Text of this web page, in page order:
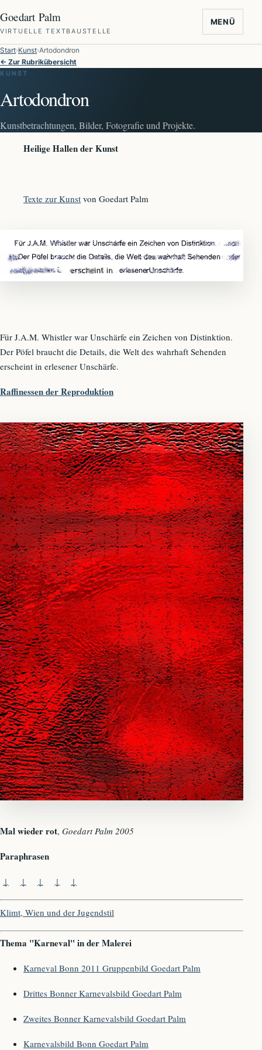
Goedart Palm
VIRTUELLE TEXTBAUSTELLE
MENÜ
Start Kunst Artodondron
← Zur Rubrikübersicht
KUNST
Artodondron
Kunstbetrachtungen, Bilder, Fotografie und Projekte.
Heilige Hallen der Kunst
Texte zur Kunst von Goedart Palm
Für J.A.M. Whistler war Unschärfe ein Zeichen von Distinktion.
Der Pöfel braucht die Details, die Welt des wahrhaft Sehenden
erscheint in erlesener Unschärfe.
Raffinessen der Reproduktion
Mal wieder rot, Goedart Palm 2005
Paraphrasen
Klimt, Wien und der Jugendstil
Thema "Karneval" in der Malerei
Karneval Bonn 2011 Gruppenbild Goedart Palm
Drittes Bonner Karnevalsbild Goedart Palm
Zweites Bonner Karnevalsbild Goedart Palm
Karnevalsbild Bonn Goedart Palm